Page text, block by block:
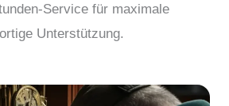
Service für maximale
Unterstützung.